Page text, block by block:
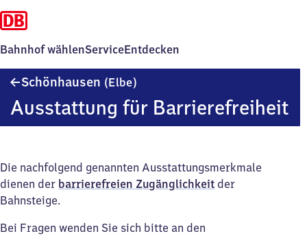
Bahnhof wählenServiceEntdecken
Schönhausen (Elbe)
Ausstattung für Barrierefreiheit
Die nachfolgend genannten Ausstattungsmerkmale
dienen der barrierefreien Zugänglichkeit der
Bahnsteige.
Bei Fragen wenden Sie sich bitte an den